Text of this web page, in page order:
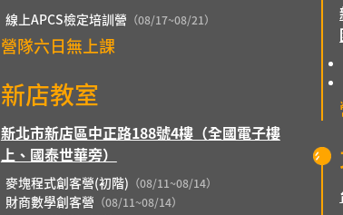
線上APCS檢定培訓營 （08/17~08/21）
營隊六日無上課
新店教室
新北市新店區中正路188號4樓（全國電子樓
上、國泰世華旁）
麥塊程式創客營(初階) （08/11~08/14）
財商數學創客營 （08/11~08/14）